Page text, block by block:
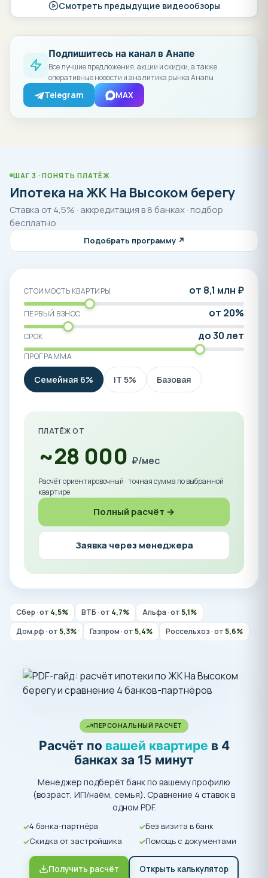
Смотреть предыдущие видеообзоры
Подпишитесь на канал в Анапе
Все лучшие предложения, акции и скидки, а также
оперативные новости и аналитика рынка Анапы
Telegram MAX
ШАГ 3 · ПОНЯТЬ ПЛАТЁЖ
Ипотека на ЖК На Высоком берегу
Ставка от 4,5% · аккредитация в 8 банках · подбор
бесплатно
Подобрать программу ↗
СТОИМОСТЬ КВАРТИРЫ от 8,1 млн ₽
ПЕРВЫЙ ВЗНОС от 20%
СРОК до 30 лет
ПРОГРАММА
Семейная 6% IT 5% Базовая
ПЛАТЁЖ ОТ
~28 000 ₽/мес
Расчёт ориентировочный · точная сумма по выбранной
квартире
Полный расчёт →
Заявка через менеджера
Сбер · от 4,5% ВТБ · от 4,7% Альфа · от5,1%
Дом.рф · от5,3% Газпром · от5,4% Россельхоз · от5,6%
ПЕРСОНАЛЬНЫЙ РАСЧЁТ
Расчёт по вашей квартире в 4
банках за 15 минут
Менеджер подберёт банк по вашему профилю
(возраст, ИП/наём, семья). Сравнение 4 ставок в
одном PDF.
4 банка-партнёра
Без визита в банк
Скидка от застройщика
Помощь с документами
Получить расчёт Открыть калькулятор